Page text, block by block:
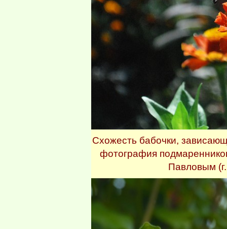
Схожесть бабочки,
фотография
Павловым